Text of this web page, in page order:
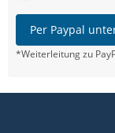
Per Paypal
*Weiterleitung zu